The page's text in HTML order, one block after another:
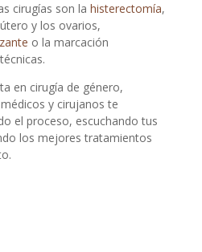
cirugías son la histerectomía,
y los ovarios,
o la marcación
en cirugía de género,
y cirujanos te
el proceso, escuchando tus
los mejores tratamientos